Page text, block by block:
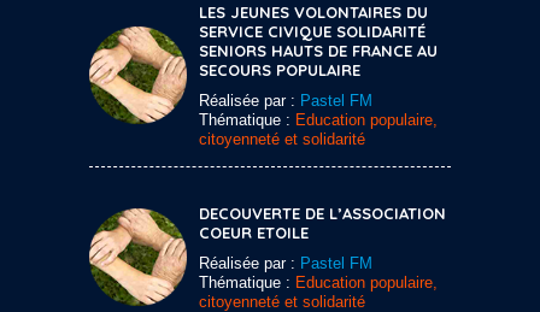
LES JEUNES VOLONTAIRES DU
SERVICE CIVIQUE SOLIDARITÉ
SENIORS HAUTS DE FRANCE AU
SECOURS POPULAIRE
Réalisée par : Pastel FM
Thématique : Education populaire,
citoyenneté et solidarité
DECOUVERTE DE L’ASSOCIATION
COEUR ETOILE
Réalisée par : Pastel FM
Thématique : Education populaire,
citoyenneté et solidarité